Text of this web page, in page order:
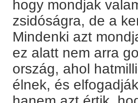
hogy mondjak
zsidóságra, de a
Mindenki azt
ez alatt nem arra
ország, ahol
élnek, és